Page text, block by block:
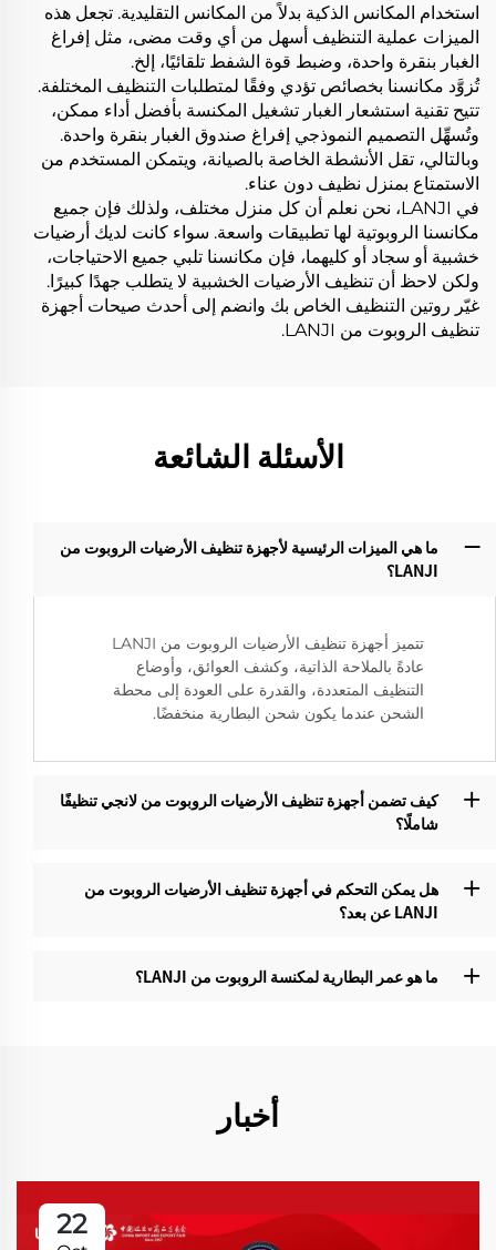
استخدام المكانس الذكية بدلاً من المكانس التقليدية. تجعل هذه
الميزات عملية التنظيف أسهل من أي وقت مضى، مثل إفراغ
الغبار بنقرة واحدة، وضبط قوة الشفط تلقائيًا، إلخ.
تُزوَّد مكانسنا بخصائص تؤدي وفقًا لمتطلبات التنظيف المختلفة.
تتيح تقنية استشعار الغبار تشغيل المكنسة بأفضل أداء ممكن،
وتُسهِّل التصميم النموذجي إفراغ صندوق الغبار بنقرة واحدة.
وبالتالي، تقل الأنشطة الخاصة بالصيانة، ويتمكن المستخدم من
الاستمتاع بمنزل نظيف دون عناء.
في LANJI، نحن نعلم أن كل منزل مختلف، ولذلك فإن جميع
مكانسنا الروبوتية لها تطبيقات واسعة. سواء كانت لديك أرضيات
خشبية أو سجاد أو كليهما، فإن مكانسنا تلبي جميع الاحتياجات،
ولكن لاحظ أن تنظيف الأرضيات الخشبية لا يتطلب جهدًا كبيرًا.
غيّر روتين التنظيف الخاص بك وانضم إلى أحدث صيحات أجهزة
تنظيف الروبوت من LANJI.
الأسئلة الشائعة
ما هي الميزات الرئيسية لأجهزة تنظيف الأرضيات الروبوت من
LANJI؟‌
تتميز أجهزة تنظيف الأرضيات الروبوت من LANJI
عادةً بالملاحة الذاتية، وكشف العوائق، وأوضاع
التنظيف المتعددة، والقدرة على العودة إلى محطة
الشحن عندما يكون شحن البطارية منخفضًا.
كيف تضمن أجهزة تنظيف الأرضيات الروبوت من لانجي تنظيفًا
شاملًا؟‌
هل يمكن التحكم في أجهزة تنظيف الأرضيات الروبوت من
LANJI عن بعد؟‌
ما هو عمر البطارية لمكنسة الروبوت من LANJI؟
أخبار
22